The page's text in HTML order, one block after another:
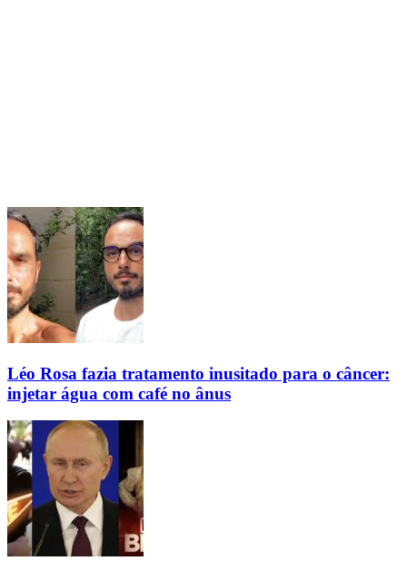
Léo Rosa fazia tratamento inusitado para o câncer:
injetar água com café no ânus